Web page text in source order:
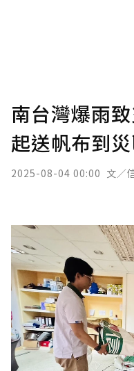
南台灣爆雨
起送帆布到
2025-08-04 00:00 文／